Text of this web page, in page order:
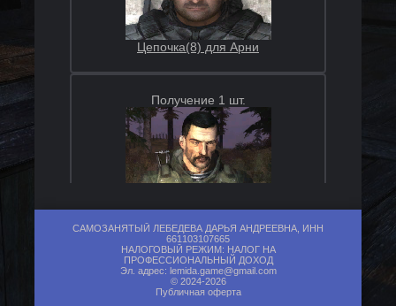
Цепочка(8) для Арни
Получение 1 шт.
Часть мутанта(1) для Бес
Получение 1 шт.
САМОЗАНЯТЫЙ ЛЕБЕДЕВА ДАРЬЯ АНДРЕЕВНА, ИНН
661103107665
НАЛОГОВЫЙ РЕЖИМ: НАЛОГ НА
ПРОФЕССИОНАЛЬНЫЙ ДОХОД
Эл. адрес: lemida.game@gmail.com
© 2024-2026
Публичная оферта